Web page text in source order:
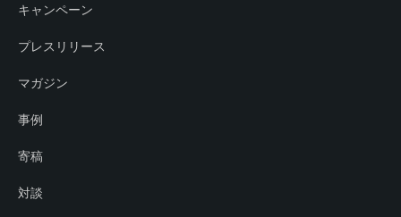
キャンペーン
プレスリリース
マガジン
事例
寄稿
対談